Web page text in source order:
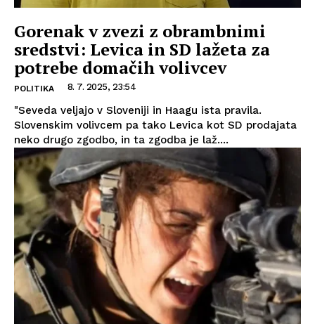
Gorenak v zvezi z obrambnimi
sredstvi: Levica in SD lažeta za
potrebe domačih volivcev
POLITIKA 8. 7. 2025, 23:54
"Seveda veljajo v Sloveniji in Haagu ista pravila.
Slovenskim volivcem pa tako Levica kot SD prodajata
neko drugo zgodbo, in ta zgodba je laž....